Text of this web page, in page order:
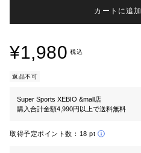
カートに追加
¥1,980 税込
返品不可
Super Sports XEBIO &mall店
購入合計金額4,990円以上で送料無料
取得予定ポイント数： 18 pt